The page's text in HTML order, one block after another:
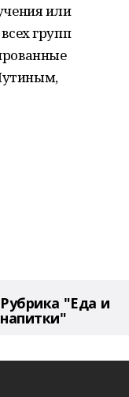
или
групп
Рубрика "Еда и
напитки"